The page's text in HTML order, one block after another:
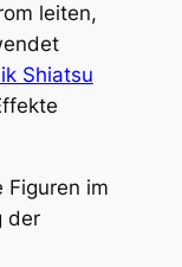
leiten,
Shiatsu
Figuren im
der